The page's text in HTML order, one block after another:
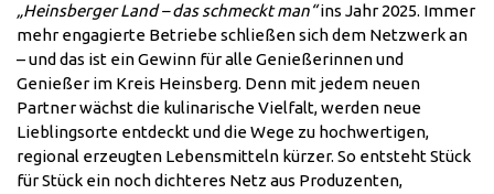
„Heinsberger Land – das schmeckt man“ins Jahr 2025. Immer
mehr engagierte Betriebe schließen sich dem Netzwerk an
– und das ist ein Gewinn für alle Genießerinnen und
Genießer im Kreis Heinsberg. Denn mit jedem neuen
Partner wächst die kulinarische Vielfalt, werden neue
Lieblingsorte entdeckt und die Wege zu hochwertigen,
regional erzeugten Lebensmitteln kürzer. So entsteht Stück
für Stück ein noch dichteres Netz aus Produzenten,